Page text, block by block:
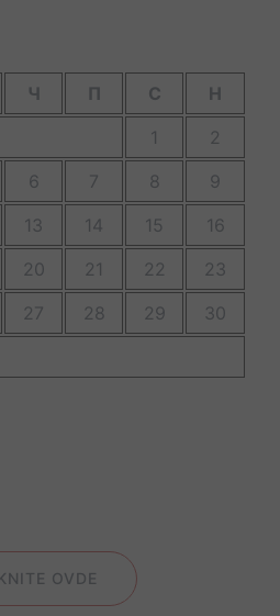
Ч П С
Н
1
2
6 7 8
9
13 14 15
16
20 21 22
23
27 28 29
30
OVDE